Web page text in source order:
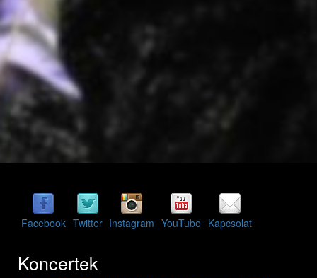
Facebook Twitter Instagram YouTube Kapcsolat
Koncertek